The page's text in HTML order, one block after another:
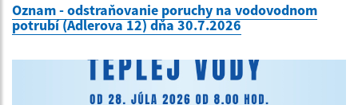
Oznam - odstraňovanie poruchy na vodovodnom
potrubí (Adlerova 12) dňa 30.7.2026